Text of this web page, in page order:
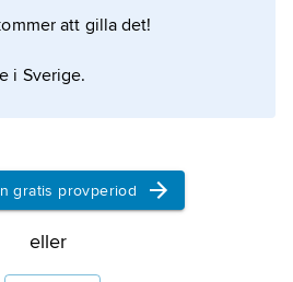
opinionsbildning och
spridning (cirka 15 000
senare år präglades
om artikeln
att gilla det!
i Sverige.
gratis provperiod
eller